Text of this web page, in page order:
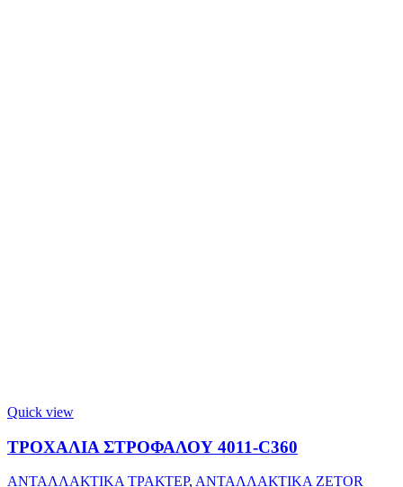
Quick view
ΤΡΟΧΑΛΙΑ ΣΤΡΟΦΑΛΟΥ 4011-C360
ΑΝΤΑΛΛΑΚΤΙΚΑ ΤΡΑΚΤΕΡ, ΑΝΤΑΛΛΑΚΤΙΚΑ ZETOR